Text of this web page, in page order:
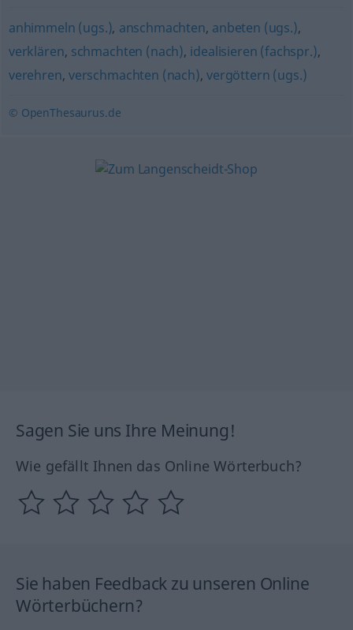
anhimmeln (ugs.), anschmachten, anbeten (ugs.),
verklären, schmachten (nach), idealisieren (fachspr.),
verehren, verschmachten (nach),vergöttern (ugs.)
© OpenThesaurus.de
Sagen Sie uns Ihre Meinung!
Wie gefällt Ihnen das Online Wörterbuch?
Sie haben Feedback zu unseren Online
Wörterbüchern?